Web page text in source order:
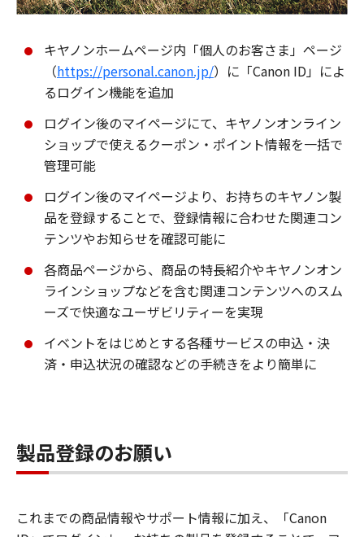
キヤノンホームページ内「個人のお客さま」ページ
（https://personal.canon.jp/）に「Canon ID」によ
るログイン機能を追加
ログイン後のマイページにて、キヤノンオンライン
ショップで使えるクーポン・ポイント情報を一括で
管理可能
ログイン後のマイページより、お持ちのキヤノン製
品を登録することで、登録情報に合わせた関連コン
テンツやお知らせを確認可能に
各商品ページから、商品の特長紹介やキヤノンオン
ラインショップなどを含む関連コンテンツへのスム
ーズで快適なユーザビリティーを実現
イベントをはじめとする各種サービスの申込・決
済・申込状況の確認などの手続きをより簡単に
製品登録のお願い
これまでの商品情報やサポート情報に加え、「Canon